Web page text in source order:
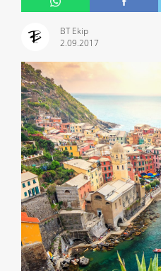
BT Ekip
2.09.2017